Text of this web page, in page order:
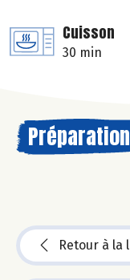
Cuisson
30 min
Préparation
Retour à la